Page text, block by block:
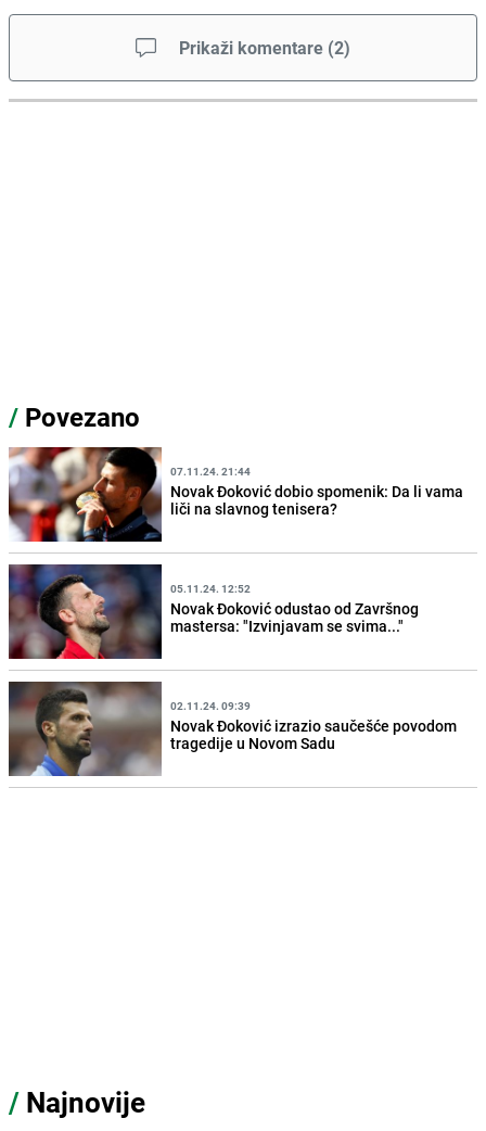
Prikaži komentare (2)
/ Povezano
07.11.24. 21:44
Novak Đoković dobio spomenik: Da li vama
liči na slavnog tenisera?
05.11.24. 12:52
Novak Đoković odustao od Završnog
mastersa: "Izvinjavam se svima..."
02.11.24. 09:39
Novak Đoković izrazio saučešće povodom
tragedije u Novom Sadu
/ Najnovije